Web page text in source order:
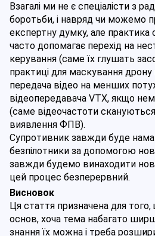
Взагалі ми не є спеціалісти з
боротьби, і навряд чи можемо
експертну думку, але практика
часто допомагає перехід на
керування (саме їх глушать
практиці для маскування
передача відео на менших
відеопередавача VTX, якщо
(саме відеочастоти
виявлення ФПВ).
Супротивник завжди буде
безпілотники за допомогою
завжди будемо винаходити
цей процес безперервний.
Висновок
Ця стаття призначена для
основ, хоча тема набагато
знання їх можна і треба